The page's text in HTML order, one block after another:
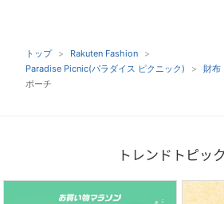
トップ
Rakuten Fashion
Paradise Picnic(パラダイス ピクニック)
財布
ポーチ
トレンドトピッ